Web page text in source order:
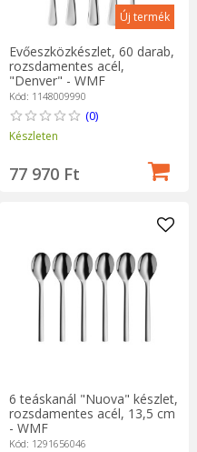
Új termék
Evőeszközkészlet, 60 darab,
rozsdamentes acél,
"Denver" - WMF
Kód: 1148009990
(0)
Készleten
77 970 Ft
6 teáskanál "Nuova" készlet,
rozsdamentes acél, 13,5 cm
- WMF
Kód: 1291656046